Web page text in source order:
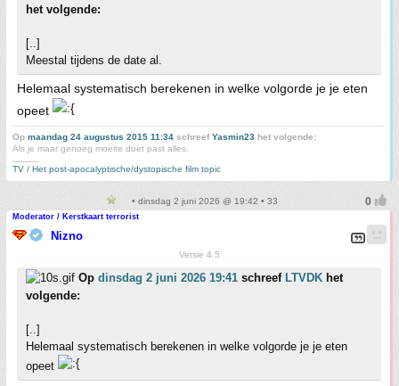
het volgende:
[..]
Meestal tijdens de date al.
Helemaal systematisch berekenen in welke volgorde je je eten
opeet
Op maandag 24 augustus 2015 11:34 schreefYasmin23 het volgende:
Als je maar genoeg moeite doet past alles.
TV / Het post-apocalyptische/dystopische film topic
• dinsdag 2 juni 2026 @ 19:42 • 33
Moderator / Kerstkaart terrorist
Nizno
Versie 4.5
Op dinsdag 2 juni 2026 19:41 schreef LTVDK het
volgende:
[..]
Helemaal systematisch berekenen in welke volgorde je je eten
opeet